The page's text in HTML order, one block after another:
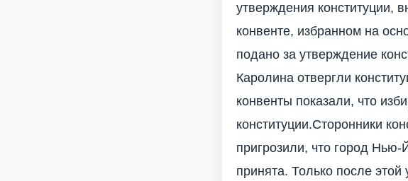
утверждения конституции,
конвенте, избранном на
подано за утверждение
Каролина отвергли
конвенты показали, что
конституции.Сторонники
пригрозили, что город Нью-
принята. Только после